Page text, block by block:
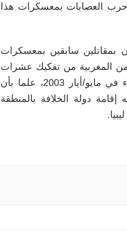
العصابات بمعسكرات هذا
بمقاتلين سابقين بمعسكرات
المغربية من تفكيك عشرات
الخلايا منذ التفجيرات الانتحارية التي هزت الدار البيضاء في مايو/أيار 2003، علما بأن
دولة الخلافة بالمنطقة